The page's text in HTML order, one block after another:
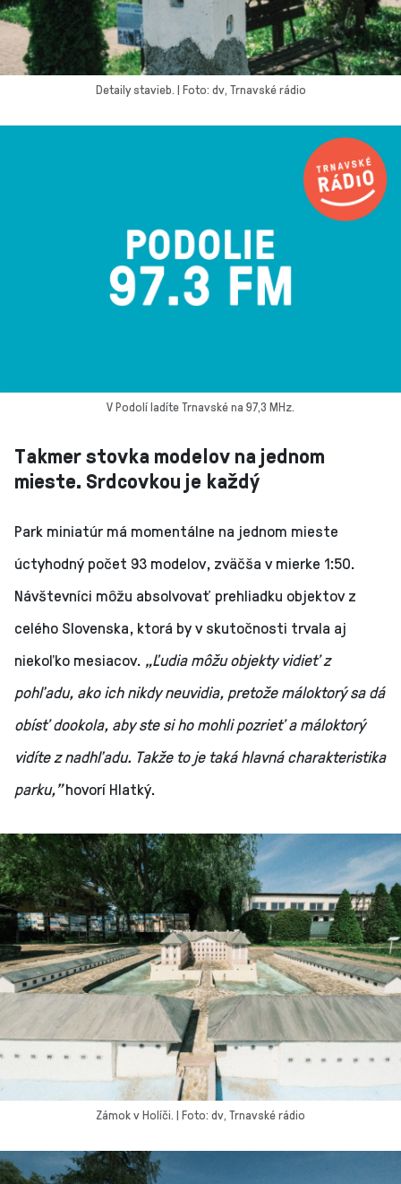
Detaily stavieb. | Foto: dv, Trnavské rádio
V Podolí ladíte Trnavské na 97,3 MHz.
Takmer stovka modelov na jednom
mieste. Srdcovkou je každý
Park miniatúr má momentálne na jednom mieste
úctyhodný počet 93 modelov, zväčša v mierke 1:50.
Návštevníci môžu absolvovať prehliadku objektov z
celého Slovenska, ktorá by v skutočnosti trvala aj
niekoľko mesiacov. „Ľudia môžu objekty vidieť z
pohľadu, ako ich nikdy neuvidia, pretože máloktorý sa dá
obísť dookola, aby ste si ho mohli pozrieť a máloktorý
vidíte z nadhľadu. Takže to je taká hlavná charakteristika
parku,”hovorí Hlatký.
Zámok v Holíči. | Foto: dv, Trnavské rádio